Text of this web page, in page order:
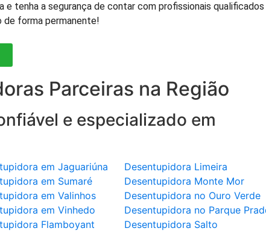
tenha a segurança de contar com profissionais qualificados
de forma permanente!
Parceiras na Região
e especializado em
em Jaguariúna
em Sumaré
em Valinhos
em Vinhedo
Flamboyant
Desentupidora Limeira
Desentupidora Monte Mor
Desentupidora no Ouro Verde
Desentupidora no Parque
Desentupidora Salto